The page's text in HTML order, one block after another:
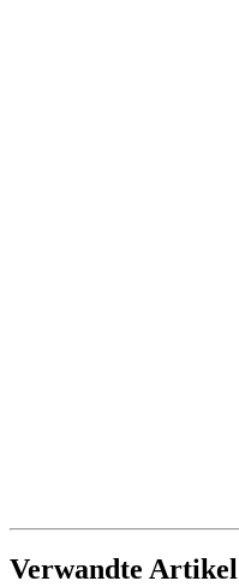
Verwandte Artikel